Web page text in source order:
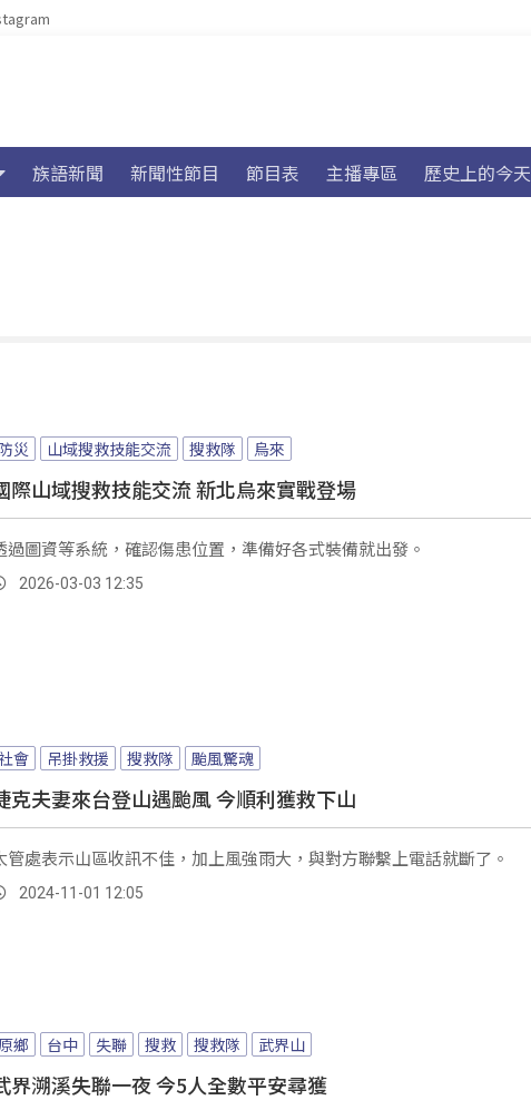
族語新聞 新聞性節目 節目表 主播專區 歷史上的今天
防災 山域搜救技能交流 搜救隊 烏來
際山域搜救技能交流 新北烏來實戰登場
過圖資等系統，確認傷患位置，準備好各式裝備就出發。
2026-03-03 12:35
會 吊掛救援 搜救隊 颱風驚魂
克夫妻來台登山遇颱風 今順利獲救下山
管處表示山區收訊不佳，加上風強雨大，與對方聯繫上電話就斷了。
2024-11-01 12:05
原鄉 台中 失聯 搜救 搜救隊 武界山
界溯溪失聯一夜 今5人全數平安尋獲